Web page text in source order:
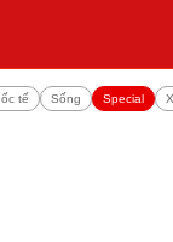
tế Sống Special